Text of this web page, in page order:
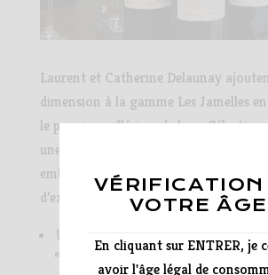
Laurent et Catherine Delaunay
dimension à la gamme Les Jamelles
le premier millésime de leurs
une collection de cuvées issues de
emblématiques du Languedoc cultivés
d’exception.
Vallée de la Bretonne
, au nord-
“Une expression tout en élégance de
VÉRIFICATION
VOTRE ÂGE
En cliquant sur ENTRER, je
avoir l'âge légal de